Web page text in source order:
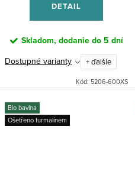
DETAIL
Skladom, dodanie do 5 dní
Dostupné varianty + ďalšie
Kód: 5206-600XS
Bio bavlna
Ošetřeno turmalínem